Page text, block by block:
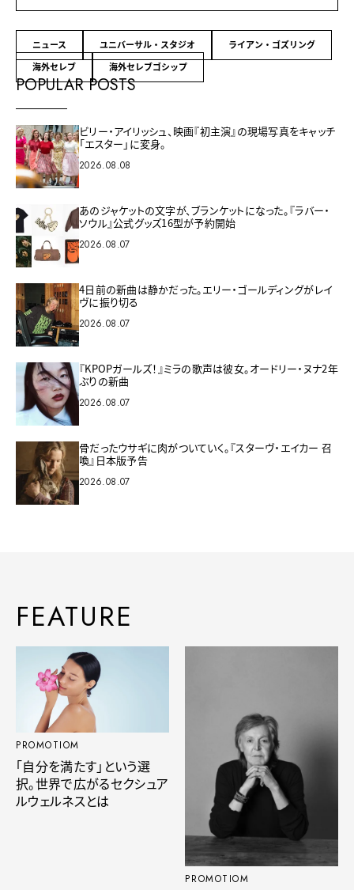
ニュース ユニバーサル・スタジオ
ライアン・ゴズリング
海外セレブ
海外セレブゴシップ
POPULAR POSTS
ビリー・アイリッシュ、映画『初主演』の現場写真をキャッチ
「エスター」に変身。
2026.08.08
あのジャケットの文字が、ブランケットになった。『ラバー・
ソウル』公式グッズ16型が予約開始
2026.08.07
4日前の新曲は静かだった。エリー・ゴールディングがレイ
ヴに振り切る
2026.08.07
『KPOPガールズ！』ミラの歌声は彼女。オードリー・ヌナ2年
ぶりの新曲
2026.08.07
骨だったウサギに肉がついていく。『スターヴ・エイカー 召
喚』日本版予告
2026.08.07
FEATURE
PROMOTIOM
「自分を満たす」という選
択。世界で広がるセクシュア
ルウェルネスとは
PROMOTIOM